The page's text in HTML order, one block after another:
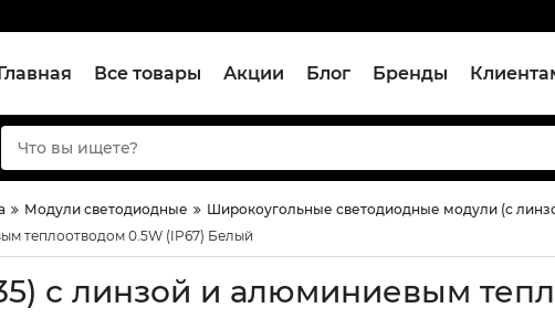
Все товары Акции Блог Бренды
Модули светодиодные
Широкоугольные светодиодные модули (с
теплоотводом 0.5W (IP67) Белый
с линзой и алюминиевым